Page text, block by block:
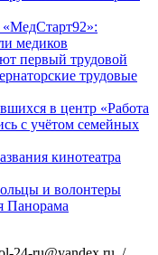
«МедСтарт92»:
медиков
первый трудовой
трудовые
в центр «Работа
с учётом семейных
кинотеатра
и волонтеры
Панорама